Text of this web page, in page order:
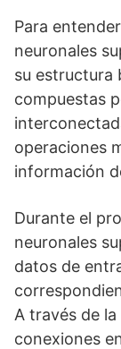
Para
neuronales
su estructura
compuestas
operaciones
información
Durante el
neuronales
datos de
A través de
conexiones